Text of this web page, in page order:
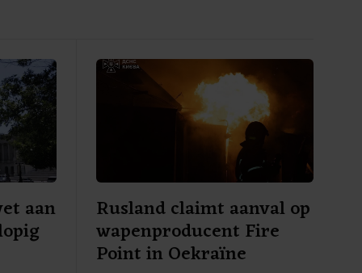
aan Rusland claimt aanval op
wapenproducent Fire
Point in Oekraïne